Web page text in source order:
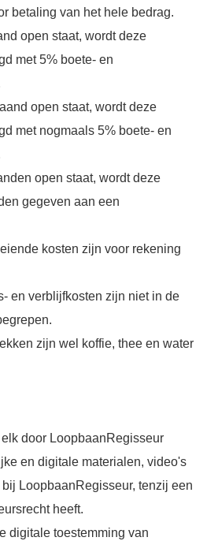
betaling van het hele bedrag.
open staat, wordt deze
met 5% boete- en
open staat, wordt deze
met nogmaals 5% boete- en
open staat, wordt deze
gegeven aan een
kosten zijn voor rekening
en verblijfkosten zijn niet in de
zijn wel koffie, thee en water
door LoopbaanRegisseur
en digitale materialen, video's
LoopbaanRegisseur, tenzij een
heeft.
digitale toestemming van